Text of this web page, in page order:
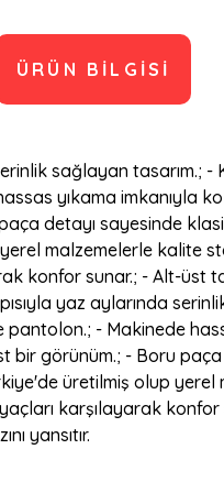
ÜRÜN BILGISI
sağlayan
yıkama imkanıyla
detayı sayesinde
malzemelerle kalite
konfor sunar.; - Alt-üst
yaz aylarında
pantolon.; - Makinede
bir görünüm.; - Boru
üretilmiş olup
karşılayarak
yansıtır.